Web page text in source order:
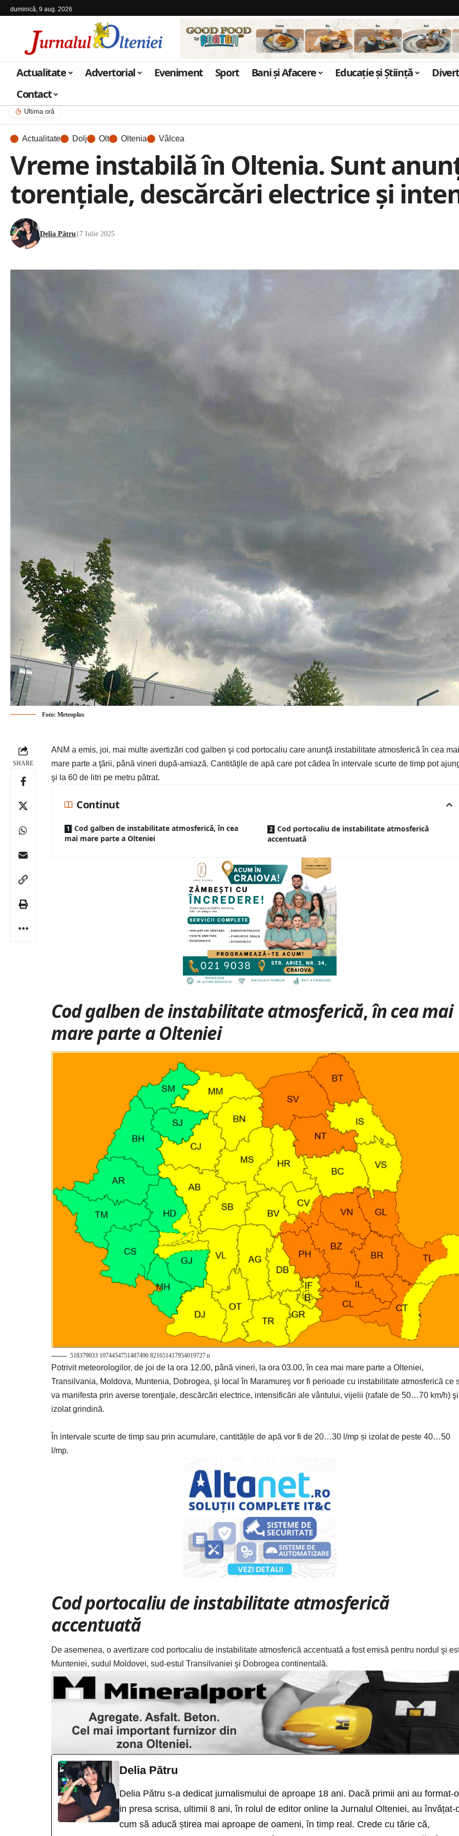
duminică, 9 aug. 2026
Actualitate Advertorial Eveniment Sport Bani și Afacere Educație și Știință
Contact
Ultima oră
Actualitate Dolj Olt Oltenia Vâlcea
Vreme instabilă în Oltenia. Sunt
torențiale, descărcări electrice și
Delia Pătru17 Iulie 2025
Foto: Meteoplus
SHARE
ANM a emis, joi, mai multe avertizări cod galben şi cod portocaliu care anunţă instabilitate atmosferică în cea mai
mare parte a ţării, până vineri după-amiază. Cantităţile de apă care pot cădea în intervale scurte de timp pot
şi la 60 de litri pe metru pătrat.
Continut
Cod galben de instabilitate atmosferică, în cea
mai mare parte a Olteniei
Cod portocaliu de instabilitate atmosferică
accentuată
Cod galben deinstabilitate atmosferică,în cea mai
mare parte a Olteniei
518379033 1074454751487490 821651417954019727 n
Potrivit meteorologilor, de joi de la ora 12.00, până vineri, la ora 03.00, în cea mai mare parte a Olteniei,
Transilvania, Moldova, Muntenia, Dobrogea, şi local în Maramureş vor fi perioade cu instabilitate atmosferică ce
va manifesta prin averse torenţiale, descărcări electrice, intensificări ale vântului, vijelii (rafale de 50…70 km/h) şi
izolat grindină.
În intervale scurte de timp sau prin acumulare, cantitățile de apă vor fi de 20…30 l/mp și izolat de peste 40…50
l/mp.
Cod portocaliu de instabilitate atmosferică
accentuată
De asemenea, o avertizare cod portocaliu de instabilitate atmosferică accentuată a fost emisă pentru nordul şi
Munteniei, sudul Moldovei, sud-estul Transilvaniei şi Dobrogea continentală.
Delia Pătru
Delia Pătru s-a dedicat jurnalismului de aproape 18 ani. Dacă primii ani au format-o
in presa scrisa, ultimii 8 ani, în rolul de editor online la Jurnalul Olteniei, au învățat-
cum să aducă știrea mai aproape de oameni, în timp real. Crede cu tărie că,